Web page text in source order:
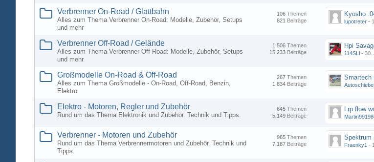
Verbrenner On-Road / Glattbahn
Alles zum Thema Verbrenner On-Road: Modelle, Zubehör, Setups
und mehr
Themen
106
Beiträge
821
Kyosho
lupotreter -
Verbrenner Off-Road / Gelände
Alles zum Thema Verbrenner Off-Road: Modelle, Zubehör, Setups
und mehr
Themen
1.506
Beiträge
15.233
Hpi
114SLi - 30.
Großmodelle On-Road & Off-Road
Alles zum Thema Großmodelle - On-Road, Off-Road, Benzin,
Elektro
Themen
267
Beiträge
1.834
Elektro - Motoren, Regler und Zubehör
Rund um das Thema Elektronik und Zubehör. Technik und Tipps.
Themen
645
Beiträge
5.149
Verbrenner - Motoren und Zubehör
Rund um das Thema Verbrennermotoren und Zubehör. Technik und
Tipps.
Themen
965
Beiträge
7.187
Spektrum
Fraenky1 -